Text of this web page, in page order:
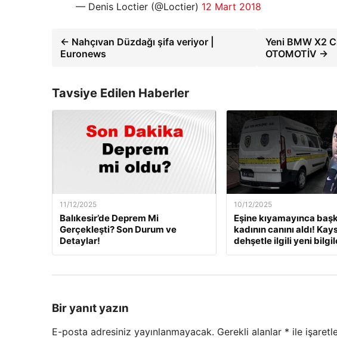
— Denis Loctier (@Loctier) 12 Mart 2018
← Nahçıvan Düzdağı şifa veriyor |
Euronews
Yeni BMW X2
OTOMOTİV →
Tavsiye Edilen Haberler
11/12/2025
Balıkesir’de Deprem Mi
Gerçekleşti? Son Durum ve
Detaylar!
10/12/2025
Eşine kıyamayınca
kadının canını aldı!
dehşetle ilgili yeni
Bir yanıt yazın
E-posta adresiniz yayınlanmayacak. Gerekli alanlar * ile